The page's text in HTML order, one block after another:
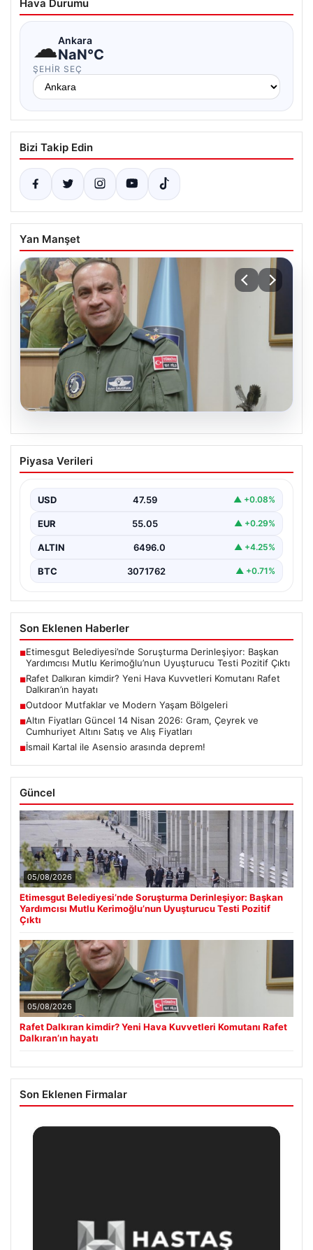
Hava Durumu
☁Ankara
NaN°C
ŞEHIR SEÇ
Bizi Takip Edin
Yan Manşet
Rafet Dalkıran kimdir? Yeni Hava
Kuvvetleri Komutanı Rafet Dalkıran’ın
Piyasa Verileri
USD 47.59 ▲ +0.08%
EUR 55.05 ▲ +0.29%
ALTIN 6496.0 ▲ +4.25%
BTC 3071762 ▲ +0.71%
Son Eklenen Haberler
■Etimesgut Belediyesi’nde Soruşturma Derinleşiyor: Başkan
Yardımcısı Mutlu Kerimoğlu’nun Uyuşturucu Testi Pozitif Çıktı
■Rafet Dalkıran kimdir? Yeni Hava Kuvvetleri Komutanı Rafet
Dalkıran’ın hayatı
■Outdoor Mutfaklar ve Modern Yaşam Bölgeleri
■Altın Fiyatları Güncel 14 Nisan 2026: Gram, Çeyrek ve
Cumhuriyet Altını Satış ve Alış Fiyatları
■İsmail Kartal ile Asensio arasında deprem!
Güncel
05/08/2026
Etimesgut Belediyesi’nde Soruşturma Derinleşiyor: Başkan
Yardımcısı Mutlu Kerimoğlu’nun Uyuşturucu Testi Pozitif
Çıktı
05/08/2026
Rafet Dalkıran kimdir? Yeni Hava Kuvvetleri Komutanı Rafet
Dalkıran’ın hayatı
Son Eklenen Firmalar